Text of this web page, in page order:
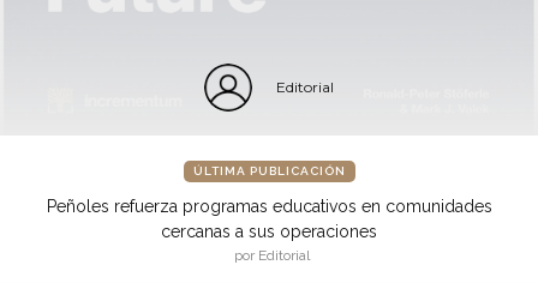
Editorial
ÚLTIMA PUBLICACIÓN
Peñoles refuerza programas educativos en comunidades
cercanas a sus operaciones
por Editorial